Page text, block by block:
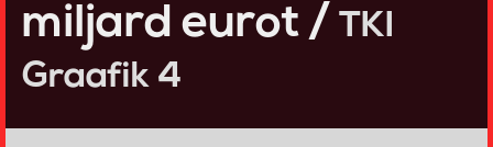
miljard eurot / TKI
Graafik 4